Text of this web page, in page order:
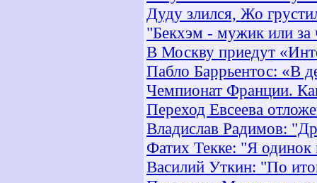
Дуду злился, Жо
"Бекхэм - мужик или за
В Москву приедут
Пабло Баррьентос: «В
Чемпионат Франции.
Переход Евсеева
Владислав Радимов:
Фатих Текке: "Я одинок
Василий Уткин: "По